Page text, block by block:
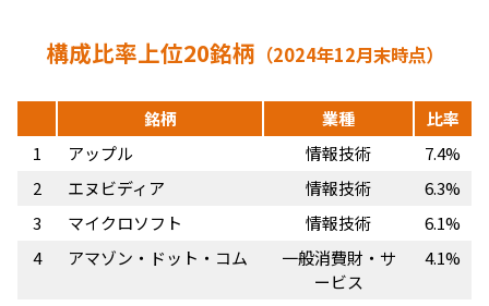
構成⽐率上位20銘柄 （2024年12月末時点）
銘柄 業種
比率
1
アップル 情報技術
7.4%
2
エヌビディア 情報技術
6.3%
3
マイクロソフト 情報技術
6.1%
4
アマゾン・ドット・コム
一般消費財・サ
ービス
4.1%